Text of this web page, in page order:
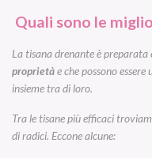
Quali sono le
La tisana drenante è preparata
proprietàe che possono
insieme tra di loro.
Tra le tisane più efficaci
di radici. Eccone alcune: